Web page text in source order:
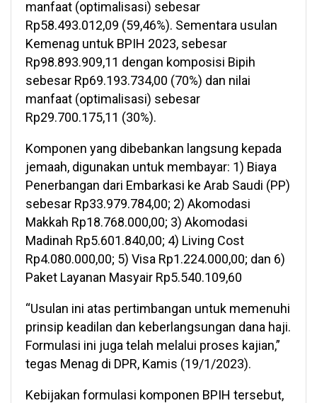
manfaat (optimalisasi) sebesar
Rp58.493.012,09 (59,46%). Sementara usulan
Kemenag untuk BPIH 2023, sebesar
Rp98.893.909,11 dengan komposisi Bipih
sebesar Rp69.193.734,00 (70%) dan nilai
manfaat (optimalisasi) sebesar
Rp29.700.175,11 (30%).
Komponen yang dibebankan langsung kepada
jemaah, digunakan untuk membayar: 1) Biaya
Penerbangan dari Embarkasi ke Arab Saudi (PP)
sebesar Rp33.979.784,00; 2) Akomodasi
Makkah Rp18.768.000,00; 3) Akomodasi
Madinah Rp5.601.840,00; 4) Living Cost
Rp4.080.000,00; 5) Visa Rp1.224.000,00; dan 6)
Paket Layanan Masyair Rp5.540.109,60
“Usulan ini atas pertimbangan untuk memenuhi
prinsip keadilan dan keberlangsungan dana haji.
Formulasi ini juga telah melalui proses kajian,”
tegas Menag di DPR, Kamis (19/1/2023).
Kebijakan formulasi komponen BPIH tersebut,